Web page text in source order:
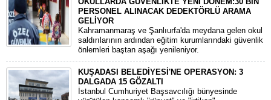
PERSONEL ALINACAK DEDEKTÖRLÜ ARAMA
GELİYOR
​Kahramanmaraş ve Şanlıurfa'da meydana gelen okul
saldırılarının ardından eğitim kurumlarındaki güvenlik
önlemleri baştan aşağı yenileniyor.
KUŞADASI BELEDİYESİ'NE OPERASYON: 3
DALGADA 15 GÖZALTI
​İstanbul Cumhuriyet Başsavcılığı bünyesinde